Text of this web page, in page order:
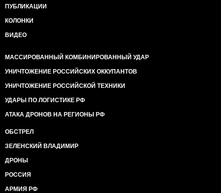
ПУБЛИКАЦИИ
КОЛОНКИ
ВИДЕО
МАССИРОВАННЫЙ КОМБИНИРОВАННЫЙ УДАР
УНИЧТОЖЕНИЕ РОССИЙСКИХ ОККУПАНТОВ
УНИЧТОЖЕНИЕ РОССИЙСКОЙ ТЕХНИКИ
УДАРЫ ПО ЛОГИСТИКЕ РФ
АТАКА ДРОНОВ НА РЕГИОНЫ РФ
ОБСТРЕЛ
ЗЕЛЕНСКИЙ ВЛАДИМИР
ДРОНЫ
РОССИЯ
АРМИЯ РФ